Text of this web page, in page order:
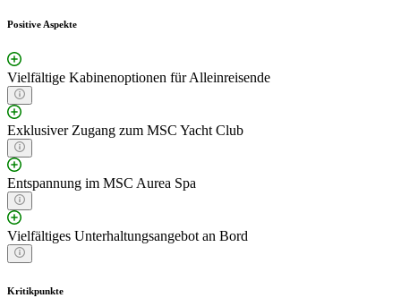
Positive Aspekte
Vielfältige Kabinenoptionen für Alleinreisende
Exklusiver Zugang zum MSC Yacht Club
Entspannung im MSC Aurea Spa
Vielfältiges Unterhaltungsangebot an Bord
Kritikpunkte